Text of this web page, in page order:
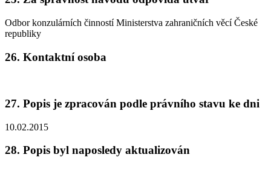
Odbor konzulárních činností Ministerstva zahraničních věcí České
republiky
26. Kontaktní osoba
27. Popis je zpracován podle právního stavu ke dni
10.02.2015
28. Popis byl naposledy aktualizován